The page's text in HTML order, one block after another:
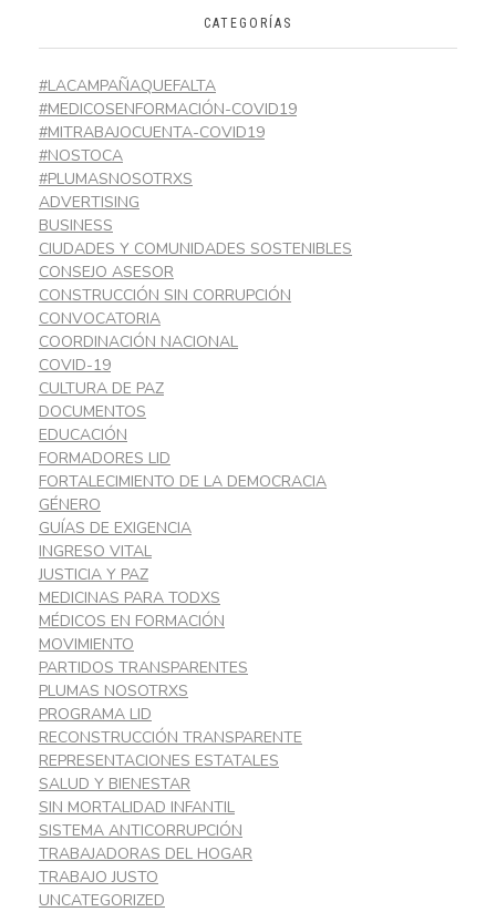
CATEGORÍAS
#LACAMPAÑAQUEFALTA
#MEDICOSENFORMACIÓN-COVID19
#MITRABAJOCUENTA-COVID19
#NOSTOCA
#PLUMASNOSOTRXS
ADVERTISING
BUSINESS
CIUDADES Y COMUNIDADES SOSTENIBLES
CONSEJO ASESOR
CONSTRUCCIÓN SIN CORRUPCIÓN
CONVOCATORIA
COORDINACIÓN NACIONAL
COVID-19
CULTURA DE PAZ
DOCUMENTOS
EDUCACIÓN
FORMADORES LID
FORTALECIMIENTO DE LA DEMOCRACIA
GÉNERO
GUÍAS DE EXIGENCIA
INGRESO VITAL
JUSTICIA Y PAZ
MEDICINAS PARA TODXS
MÉDICOS EN FORMACIÓN
MOVIMIENTO
PARTIDOS TRANSPARENTES
PLUMAS NOSOTRXS
PROGRAMA LID
RECONSTRUCCIÓN TRANSPARENTE
REPRESENTACIONES ESTATALES
SALUD Y BIENESTAR
SIN MORTALIDAD INFANTIL
SISTEMA ANTICORRUPCIÓN
TRABAJADORAS DEL HOGAR
TRABAJO JUSTO
UNCATEGORIZED